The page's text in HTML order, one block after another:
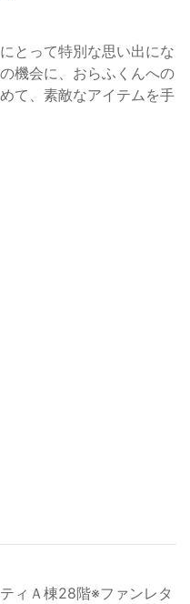
とって特別な思い出にな
機会に、おらふくんへの
て、素敵なアイテムを手
ィＡ棟28階※ファンレタ